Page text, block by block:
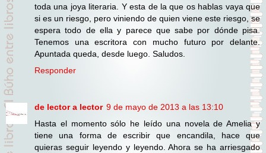
toda una joya literaria. Y esta de la que os hablas vaya que
si es un riesgo, pero viniendo de quien viene este riesgo, se
espera todo de ella y parece que sabe por dónde pisa.
Tenemos una escritora con mucho futuro por delante.
Apuntada queda, desde luego. Saludos.
Responder
de lector a lector 9 de mayo de 2013 a las 13:10
Hasta el momento sólo he leído una novela de Amelia y
tiene una forma de escribir que encandila, hace que
quieras seguir leyendo y leyendo. Ahora se ha arriesgado